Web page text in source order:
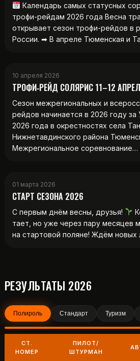
Календарь самых статусных
трофи-рейдам 2026 года Весна
открывает сезон трофи-рейдов в
России. ➡ В апреле Тюменская и
10 апреля 2026
ТРОФИ‑РЕЙД СОЛЯРИС 11–12
Сезон межрегиональных и
рейдов начинается в 2026 году за
2026 года в окрестностях села
Нижнетавдинского района
Межрегиональное соревнование…
01 марта 2026
СТАРТ СЕЗОНА 2026
С первым днём весны, друзья!
тает, но уже через пару месяцев
на стартовой поляне! Ждём новых
РЕЗУЛЬТАТЫ 2026
Полироль Стандарт Туризм
СТ.
НОМЕР
ПИЛОТ/
ШТУРМАН